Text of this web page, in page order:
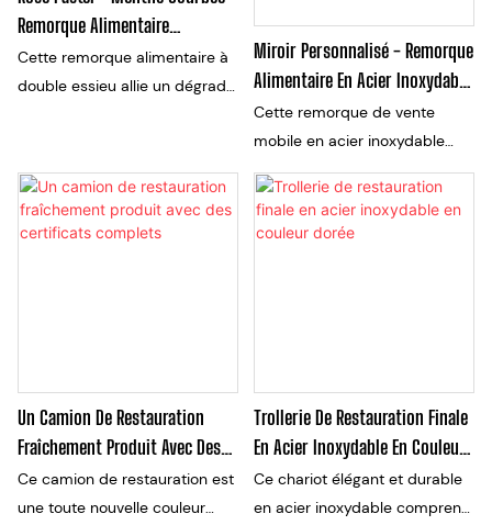
marchés, les festivals ou au
coin des rues.
Remorque Alimentaire
Supérieure
Cette remorque alimentaire à
double essieu allie un dégradé
de service élégante pour une
charmante vente mobile.
Miroir Personnalisé - Remorque
Alimentaire En Acier Inoxydable
Fini | Fabricant De Chariot
Intérieur Complet Complet
Cette remorque de vente
mobile en acier inoxydable
brillant est la solution parfaite
pour le démarrage de votre
entreprise de nourriture ou de
attirant des clients avec son
apparence professionnelle
Un Camion De Restauration
Fraîchement Produit Avec Des
Certificats Complets
Ce camion de restauration est
une toute nouvelle couleur
Trollerie De Restauration Finale
En Acier Inoxydable En Couleur
Dorée
Ce chariot élégant et durable
en acier inoxydable comprend